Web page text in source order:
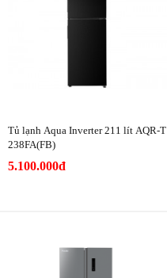
Tủ lạnh Aqua Inverter 211 lít AQR-T
238FA(FB)
5.100.000đ